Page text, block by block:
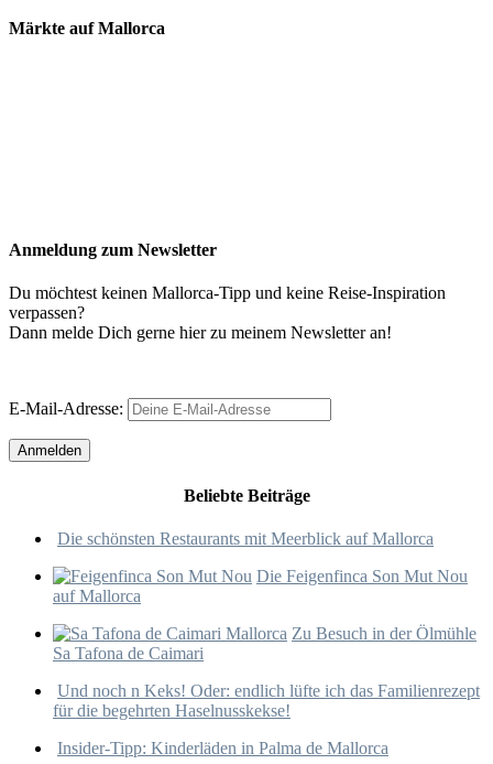
Märkte auf Mallorca
Anmeldung zum Newsletter
Du möchtest keinen Mallorca-Tipp und keine Reise-Inspiration
verpassen?
Dann melde Dich gerne hier zu meinem Newsletter an!
E-Mail-Adresse:
Beliebte Beiträge
Die schönsten Restaurants mit Meerblick auf Mallorca
Die Feigenfinca Son Mut Nou
auf Mallorca
Zu Besuch in der Ölmühle
Sa Tafona de Caimari
Und noch n Keks! Oder: endlich lüfte ich das Familienrezept
für die begehrten Haselnusskekse!
Insider-Tipp: Kinderläden in Palma de Mallorca